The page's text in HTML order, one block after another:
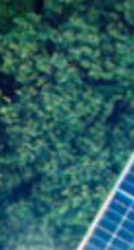
解決方